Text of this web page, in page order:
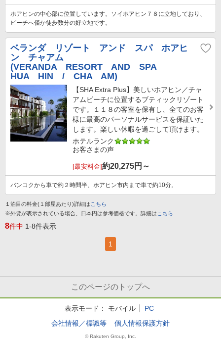
ホアヒンの中心部に位置しています。ソイホアヒン７８に立地しており、
ビーチへ僅か徒歩数分の好立地です。
ベランダ リゾート アンド スパ ホアヒ
ン チャアム
(VERANDA RESORT AND SPA
HUA HIN / CHA AM)
【SHA Extra Plus】美しいホアヒン／チャ
アムビーチに位置するブティックリゾート
です。１１８の客室を保有し、全てのお客
様に最高のパーソナルサービスを保証いた
します。楽しい休暇を過ごして頂けます。
ホテルランク
お客さまの声
[最安料金]約20,275円～
バンコクから車で約２時間半、ホアヒン市内まで車で約10分。
１泊目の料金(１部屋あたり)詳細は こちら
※外貨が表示されている場合、日本円は参考価格です。詳細は こちら
8件中 1-8件表示
1
このページのトップへ
表示モード： モバイル
PC
会社情報／標識等
個人情報保護方針
© Rakuten Group, Inc.